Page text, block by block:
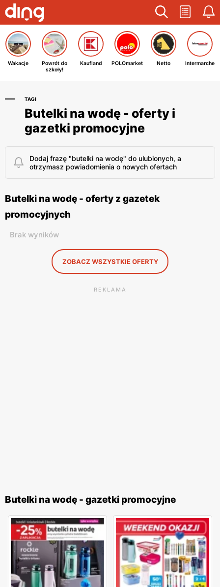
Wakacje
Powrót do
szkoły!
Kaufland POLOmarket Netto Intermarche
TAGI
Butelki na wodę - oferty i
gazetki promocyjne
Dodaj frazę "butelki na wodę" do ulubionych, a
otrzymasz powiadomienia o nowych ofertach
Butelki na wodę - oferty z gazetek
promocyjnych
Brak wyników
ZOBACZ WSZYSTKIE OFERTY
REKLAMA
Butelki na wodę - gazetki promocyjne